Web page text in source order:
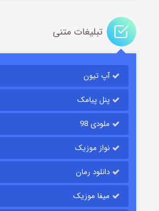
تبلیغات متنی
آپ تیون
پنل پیامک
ملودی 98
نواز موزیک
دانلود رمان
میفا موزیک